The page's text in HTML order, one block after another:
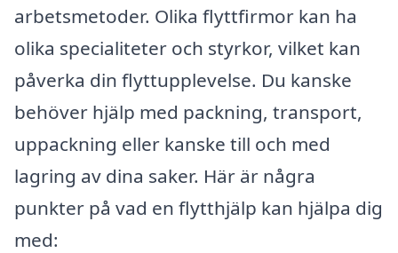
arbetsmetoder. Olika flyttfirmor kan ha
olika specialiteter och styrkor, vilket kan
påverka din flyttupplevelse. Du kanske
behöver hjälp med packning, transport,
uppackning eller kanske till och med
lagring av dina saker. Här är några
punkter på vad en flytthjälp kan hjälpa dig
med: